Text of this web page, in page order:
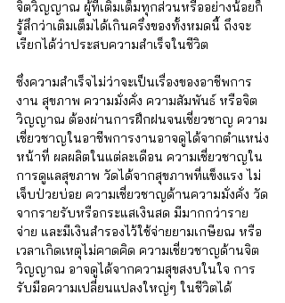
จิตวิญญาณ ผู้ที่เติมเต็มทุกส่วนหรืออย่างน้อยก็
รู้สึกว่าเติมเต็มได้เกินครึ่งของทั้งหมดนี้ ถึงจะ
เรียกได้ว่าประสบความสำเร็จในชีวิต
ซึ่งความสำเร็จไม่ว่าจะเป็นเรื่องของอาชีพการ
งาน สุขภาพ ความมั่งคั่ง ความสัมพันธ์ หรือจิต
วิญญาณ ต้องผ่านการฝึกฝนจนเชี่ยวชาญ ความ
เชี่ยวชาญในอาชีพการงานอาจดูได้จากตำแหน่ง
หน้าที่ ผลผลิตในแต่ละเดือน ความเชี่ยวชาญใน
การดูแลสุขภาพ วัดได้จากสุขภาพที่แข็งแรง ไม่
เจ็บป่วยบ่อย ความเชี่ยวชาญด้านความมั่งคั่ง วัด
จากรายรับหรือกระแสเงินสด มีมากกว่าราย
จ่าย และมีเงินสำรองไว้ใช้จ่ายยามเกษียณ หรือ
เวลาเกิดเหตุไม่คาดคิด ความเชี่ยวชาญด้านจิต
วิญญาณ อาจดูได้จากความสุขสงบในใจ การ
รับมือความเปลี่ยนแปลงใหญ่ๆ ในชีวิตได้